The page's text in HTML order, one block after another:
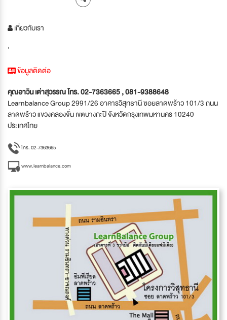
เกี่ยวกับเรา
'
ข้อมูลติดต่อ
คุณอาวิน เต่าสุวรรณ โทร. 02-7363665 , 081-9388648
Learnbalance Group 2991/26 อาคารวิสุทธานี ซอยลาดพร้าว 101/3 ถนน
ลาดพร้าว แขวงคลองจั่น เขตบางกะปิ จังหวัดกรุงเทพมหานคร 10240
ประเทศไทย
โทร. 02-7363665
www.learnbalance.com